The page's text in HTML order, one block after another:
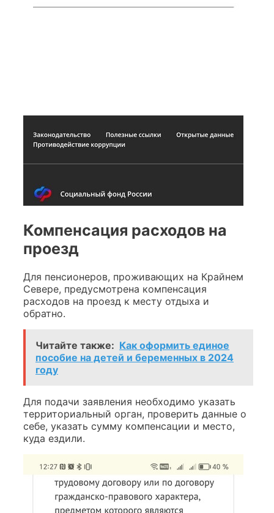
Компенсация расходов на
проезд
Для пенсионеров, проживающих на Крайнем
Севере, предусмотрена компенсация
расходов на проезд к месту отдыха и
обратно.
Читайте также: Как оформить единое
пособие на детей и беременных в 2024
году
Для подачи заявления необходимо указать
территориальный орган, проверить данные о
себе, указать сумму компенсации и место,
куда ездили.